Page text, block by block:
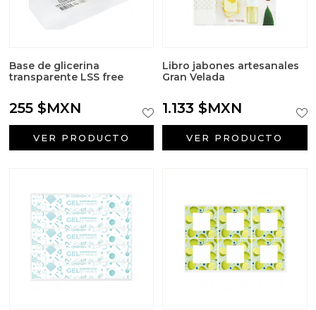
Base de glicerina
transparente LSS free
255 $MXN
VER PRODUCTO
Libro jabones artesanales
Gran Velada
1.133 $MXN
VER PRODUCTO